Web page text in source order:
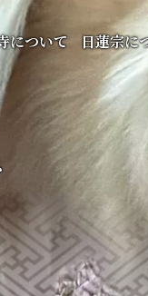
について 日蓮宗に